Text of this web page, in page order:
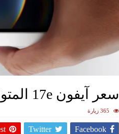
سعر آيفون 17e المتوقع
365 زيارة
Facebook
Twitter